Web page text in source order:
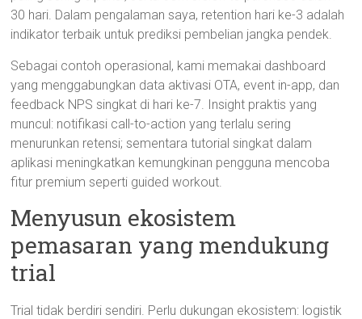
30 hari. Dalam pengalaman saya, retention hari ke-3 adalah
indikator terbaik untuk prediksi pembelian jangka pendek.
Sebagai contoh operasional, kami memakai dashboard
yang menggabungkan data aktivasi OTA, event in-app, dan
feedback NPS singkat di hari ke-7. Insight praktis yang
muncul: notifikasi call-to-action yang terlalu sering
menurunkan retensi; sementara tutorial singkat dalam
aplikasi meningkatkan kemungkinan pengguna mencoba
fitur premium seperti guided workout.
Menyusun ekosistem
pemasaran yang mendukung
trial
Trial tidak berdiri sendiri. Perlu dukungan ekosistem: logistik